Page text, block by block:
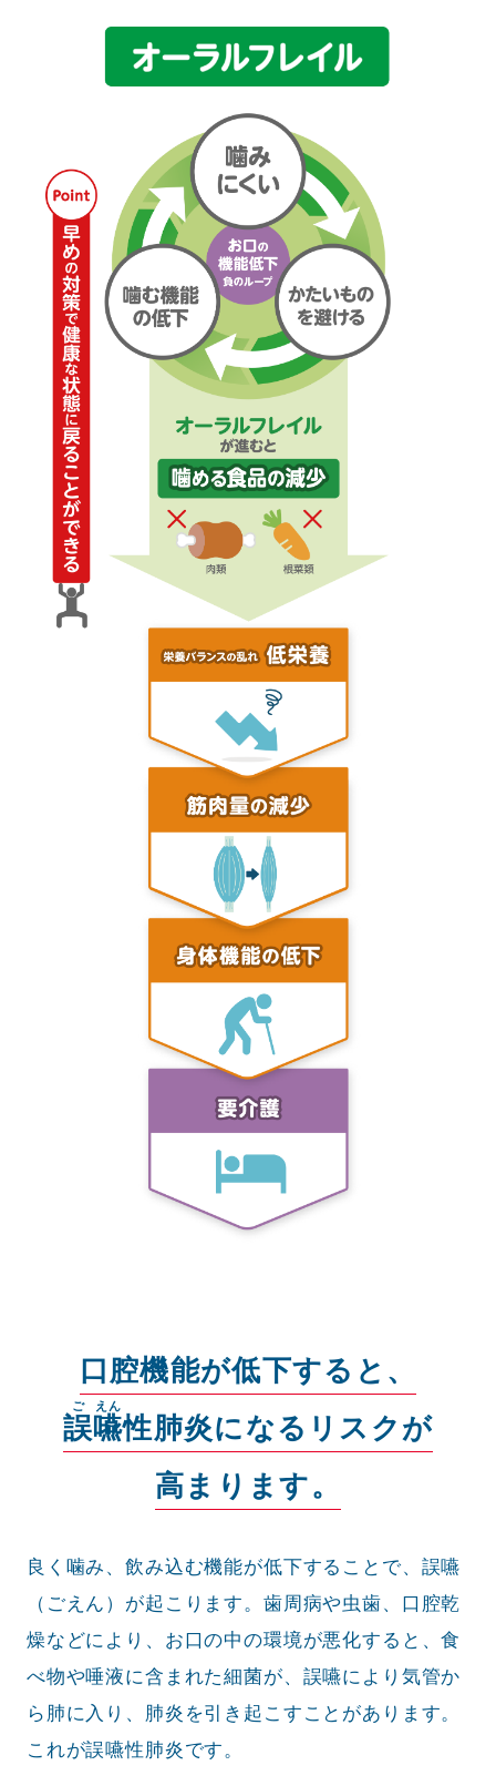
口腔機能が低下すると、
誤嚥
ご えん
性肺炎になるリスクが
高まります。
良く噛み、飲み込む機能が低下することで、誤嚥
（ごえん）が起こります。歯周病や虫歯、口腔乾
燥などにより、お口の中の環境が悪化すると、食
べ物や唾液に含まれた細菌が、誤嚥により気管か
ら肺に入り、肺炎を引き起こすことがあります。
これが誤嚥性肺炎です。